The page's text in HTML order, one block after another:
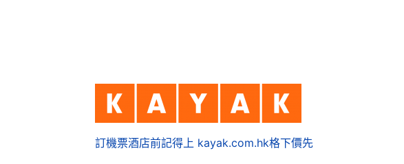
訂機票酒店前記得上 kayak.com.hk格下價先